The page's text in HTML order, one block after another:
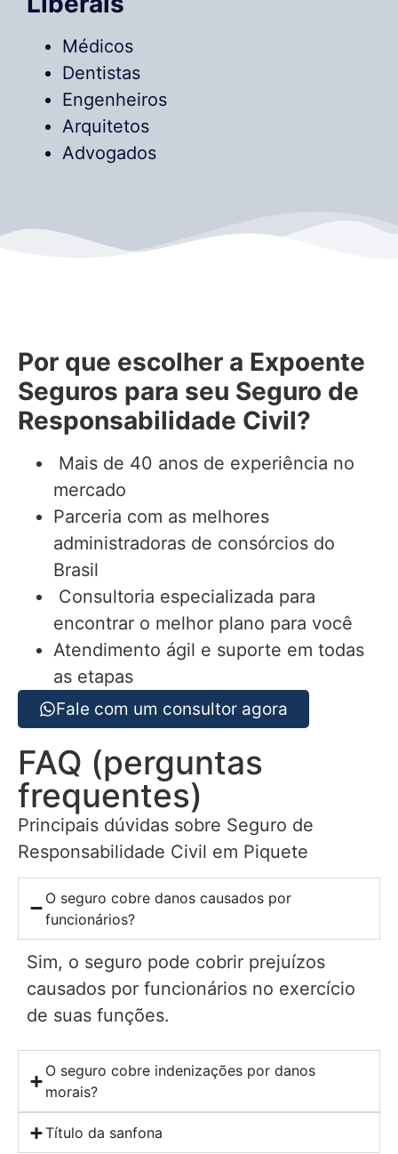
Médicos
Dentistas
Engenheiros
Arquitetos
Advogados
Por que escolher a Expoente
Seguros para seu Seguro de
Responsabilidade Civil?
Mais de 40 anos de experiência no
mercado
Parceria com as melhores
administradoras de consórcios do
Brasil
Consultoria especializada para
encontrar o melhor plano para você
Atendimento ágil e suporte em todas
as etapas
Fale com um consultor agora
FAQ (perguntas
frequentes)
Principais dúvidas sobre Seguro de
Responsabilidade Civil em Piquete
O seguro cobre danos causados por
funcionários?
Sim, o seguro pode cobrir prejuízos
causados por funcionários no exercício
de suas funções.
O seguro cobre indenizações por danos
morais?
Título da sanfona